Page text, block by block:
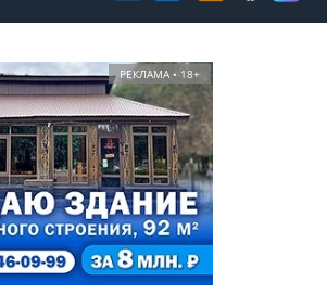
РЕКЛАМА • 18+